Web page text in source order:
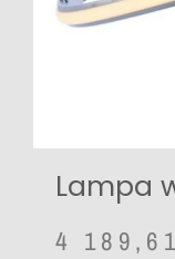
Lampa
4 189,61